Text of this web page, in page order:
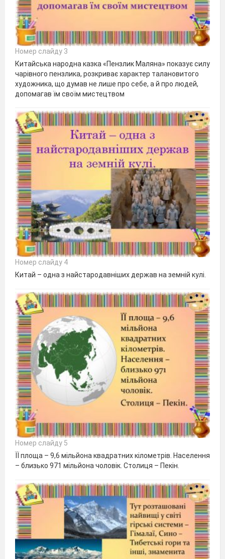
Номер слайду 3
Китайська народна казка «Пензлик Маляна» показує силу
чарівного пензлика, розкриває характер талановитого
художника, що думав не лише про себе, а й про людей,
допомагав їм своїм мистецтвом
Номер слайду 4
Китай – одна з найстародавніших держав на земній кулі.
Номер слайду 5
ЇЇ площа – 9,6 мільйона квадратних кілометрів. Населення
– близько 971 мільйона чоловік. Столиця – Пекін.